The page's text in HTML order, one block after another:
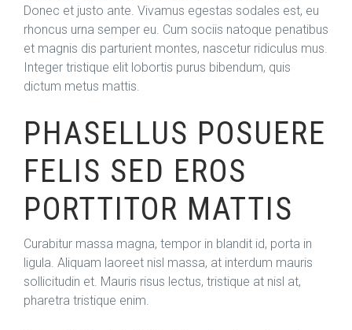
Donec et justo ante. Vivamus egestas sodales est, eu
rhoncus urna semper eu. Cum sociis natoque penatibus
et magnis dis parturient montes, nascetur ridiculus mus.
Integer tristique elit lobortis purus bibendum, quis
dictum metus mattis.
PHASELLUS POSUERE
FELIS SED EROS
PORTTITOR MATTIS
Curabitur massa magna, tempor in blandit id, porta in
ligula. Aliquam laoreet nisl massa, at interdum mauris
sollicitudin et. Mauris risus lectus, tristique at nisl at,
pharetra tristique enim.